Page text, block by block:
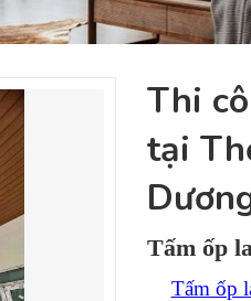
Thi
tại
Tấm ốp
Tấm ốp